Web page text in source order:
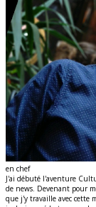
en chef
J'ai débuté l'aventure
de news. Devenant pour
que j'y travaille avec cette